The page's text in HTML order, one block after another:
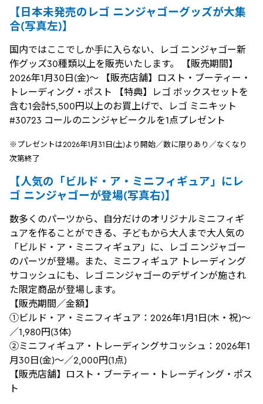
【日本未発売のレゴ ニンジャゴーグッズが大集
合(写真左)】
国内ではここでしか手に入らない、レゴ ニンジャゴー新
作グッズ30種類以上を販売いたします。 【販売期間】
2026年1月30日(金)～ 【販売店舗】ロスト・ブーティー・
トレーディング・ポスト 【特典】レゴ ボックスセットを
含む1会計5,500円以上のお買上げで、レゴ ミニキット
#30723 コールのニンジャビークルを1点プレゼント
※プレゼントは2026年1月31日(土)より開始／数に限りあり／なくなり
次第終了
【人気の「ビルド・ア・ミニフィギュア」にレ
ゴ ニンジャゴーが登場(写真右)】
数多くのパーツから、自分だけのオリジナルミニフィギ
ュアを作ることができる、子どもから大人まで大人気の
「ビルド・ア・ミニフィギュア」に、レゴ ニンジャゴー
のパーツが登場。また、ミニフィギュア トレーディング
サコッシュにも、レゴ ニンジャゴーのデザインが施され
た限定商品が登場します。
【販売期間／金額】
①ビルド・ア・ミニフィギュア：2026年1月1日(木・祝)～
／1,980円(3体)
②ミニフィギュア・トレーディングサコッシュ：2026年1
月30日(金)～／2,000円(1点)
【販売店舗】ロスト・ブーティー・トレーディング・ポス
ト